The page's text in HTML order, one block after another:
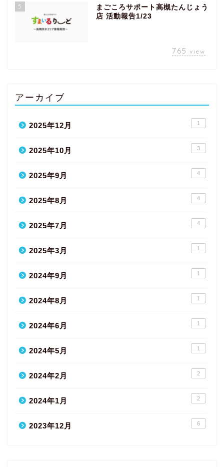
5
まごころサポート高槻たんじょう
店 活動報告1/23
765 view
アーカイブ
2025年12月 1
2025年10月 3
2025年9月 4
2025年8月 4
2025年7月 4
2025年3月 1
2024年9月 1
2024年8月 1
2024年6月 1
2024年5月 1
2024年2月 2
2024年1月 2
2023年12月 6